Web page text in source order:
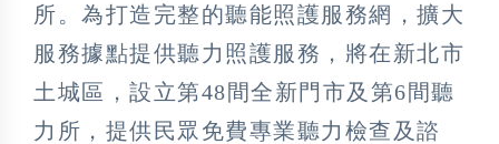
所。為打造完整的聽能照護服務網，擴大
服務據點提供聽力照護服務，將在新北市
土城區，設立第48間全新門市及第6間聽
力所，提供民眾免費專業聽力檢查及諮